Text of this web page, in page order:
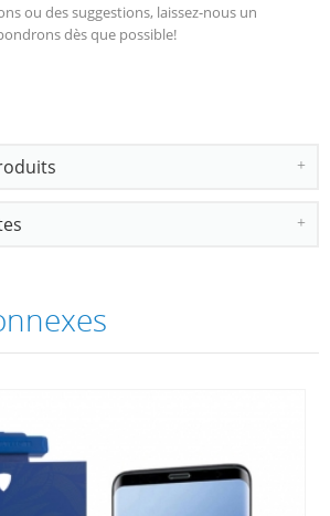
ou des suggestions, laissez-nous un
dès que possible!